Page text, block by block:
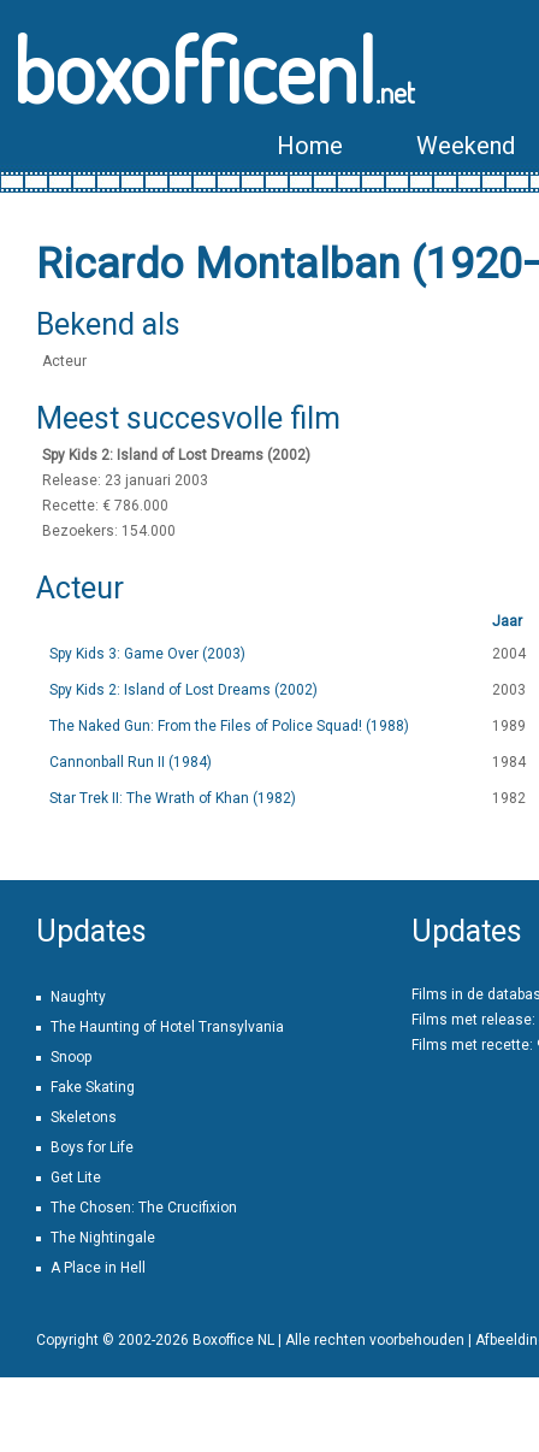
boxofficenl.net
Home Weekend
Ricardo Montalban
Bekend als
Acteur
Meest succesvolle film
Spy Kids 2: Island of Lost Dreams (2002)
Release: 23 januari 2003
Recette: € 786.000
Bezoekers: 154.000
Acteur
Jaar
Spy Kids 3: Game Over (2003)
2004
Spy Kids 2: Island of Lost Dreams (2002) 2003
The Naked Gun: From the Files of Police Squad! (1988) 1989
Cannonball Run II (1984) 1984
Star Trek II: The Wrath of Khan (1982) 1982
Updates
Naughty
The Haunting of Hotel Transylvania
Snoop
Fake Skating
Skeletons
Boys for Life
Get Lite
The Chosen: The Crucifixion
The Nightingale
A Place in Hell
Updates
Films in de
Films met release:
Films met recette:
Copyright © 2002-2026 Boxoffice NL | Alle rechten voorbehouden |